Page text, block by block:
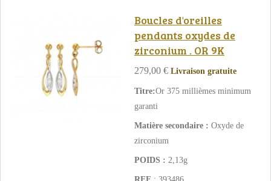
Boucles d'oreilles
pendants oxydes de
zirconium . OR 9K
279,00 € Livraison gratuite
Titre:Or 375 millièmes minimum
garanti
Matière secondaire : Oxyde de
zirconium
POIDS : 2,13g